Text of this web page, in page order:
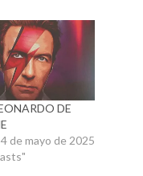
DE
de mayo de 2025